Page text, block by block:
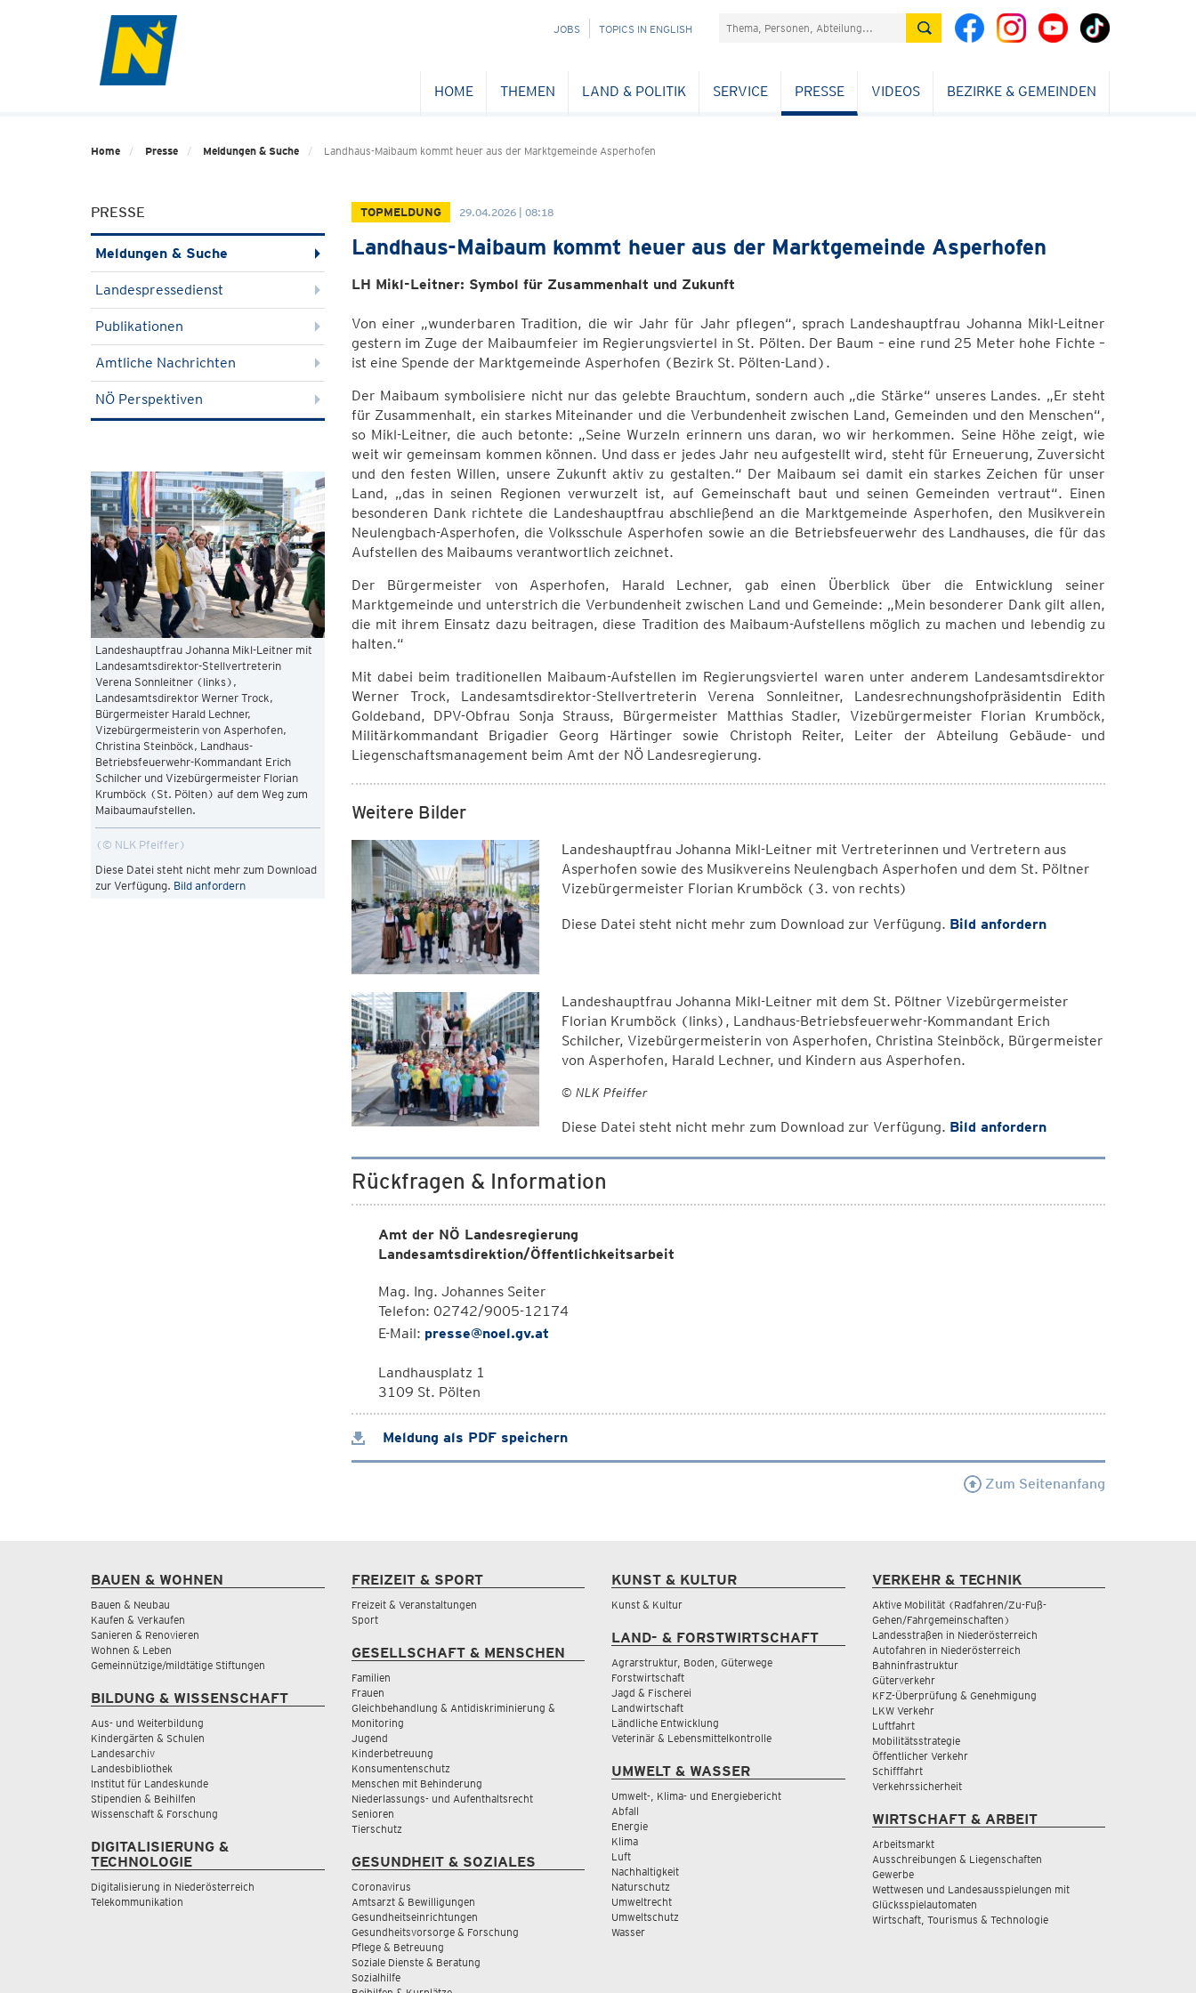
NAVIGATION
JOBS TOPICS IN ENGLISH Suchefeld
HOME THEMEN LAND & POLITIK SERVICE PRESSE VIDEOS BEZIRKE & GEMEINDEN
Home Presse Meldungen & Suche Landhaus-Maibaum kommt heuer aus der Marktgemeinde Asperhofen
PRESSE
Meldungen & Suche
Landespressedienst
Publikationen
Amtliche Nachrichten
NÖ Perspektiven
Landeshauptfrau Johanna Mikl-Leitner mit
Landesamtsdirektor-Stellvertreterin
Verena Sonnleitner (links),
Landesamtsdirektor Werner Trock,
Bürgermeister Harald Lechner,
Vizebürgermeisterin von Asperhofen,
Christina Steinböck, Landhaus-
Betriebsfeuerwehr-Kommandant Erich
Schilcher und Vizebürgermeister Florian
Krumböck (St. Pölten) auf dem Weg zum
Maibaumaufstellen.
© NLK Pfeiffer
Diese Datei steht nicht mehr zum Download
zur Verfügung. Bild anfordern
TOPMELDUNG 29.04.2026 | 08:18
Landhaus-Maibaum kommt heuer aus der Marktgemeinde Asperhofen
LH Mikl-Leitner: Symbol für Zusammenhalt und Zukunft
Von einer „wunderbaren Tradition, die wir Jahr für Jahr pflegen“, sprach Landeshauptfrau Johanna Mikl-Leitner
gestern im Zuge der Maibaumfeier im Regierungsviertel in St. Pölten. Der Baum – eine rund 25 Meter hohe Fichte –
ist eine Spende der Marktgemeinde Asperhofen (Bezirk St. Pölten-Land).
Der Maibaum symbolisiere nicht nur das gelebte Brauchtum, sondern auch „die Stärke“ unseres Landes. „Er steht
für Zusammenhalt, ein starkes Miteinander und die Verbundenheit zwischen Land, Gemeinden und den Menschen“,
so Mikl-Leitner, die auch betonte: „Seine Wurzeln erinnern uns daran, wo wir herkommen. Seine Höhe zeigt, wie
weit wir gemeinsam kommen können. Und dass er jedes Jahr neu aufgestellt wird, steht für Erneuerung, Zuversicht
und den festen Willen, unsere Zukunft aktiv zu gestalten.“ Der Maibaum sei damit ein starkes Zeichen für unser
Land, „das in seinen Regionen verwurzelt ist, auf Gemeinschaft baut und seinen Gemeinden vertraut“. Einen
besonderen Dank richtete die Landeshauptfrau abschließend an die Marktgemeinde Asperhofen, den Musikverein
Neulengbach-Asperhofen, die Volksschule Asperhofen sowie an die Betriebsfeuerwehr des Landhauses, die für das
Aufstellen des Maibaums verantwortlich zeichnet.
Der Bürgermeister von Asperhofen, Harald Lechner, gab einen Überblick über die Entwicklung seiner
Marktgemeinde und unterstrich die Verbundenheit zwischen Land und Gemeinde: „Mein besonderer Dank gilt allen,
die mit ihrem Einsatz dazu beitragen, diese Tradition des Maibaum-Aufstellens möglich zu machen und lebendig zu
halten.“
Mit dabei beim traditionellen Maibaum-Aufstellen im Regierungsviertel waren unter anderem Landesamtsdirektor
Werner Trock, Landesamtsdirektor-Stellvertreterin Verena Sonnleitner, Landesrechnungshofpräsidentin Edith
Goldeband, DPV-Obfrau Sonja Strauss, Bürgermeister Matthias Stadler, Vizebürgermeister Florian Krumböck,
Militärkommandant Brigadier Georg Härtinger sowie Christoph Reiter, Leiter der Abteilung Gebäude- und
Liegenschaftsmanagement beim Amt der NÖ Landesregierung.
Weitere Bilder
Landeshauptfrau Johanna Mikl-Leitner mit Vertreterinnen und Vertretern aus
Asperhofen sowie des Musikvereins Neulengbach Asperhofen und dem St. Pöltner
Vizebürgermeister Florian Krumböck (3. von rechts)
Diese Datei steht nicht mehr zum Download zur Verfügung. Bild anfordern
Landeshauptfrau Johanna Mikl-Leitner mit dem St. Pöltner Vizebürgermeister
Florian Krumböck (links), Landhaus-Betriebsfeuerwehr-Kommandant Erich
Schilcher, Vizebürgermeisterin von Asperhofen, Christina Steinböck, Bürgermeister
von Asperhofen, Harald Lechner, und Kindern aus Asperhofen.
© NLK Pfeiffer
Diese Datei steht nicht mehr zum Download zur Verfügung. Bild anfordern
Rückfragen & Information
Amt der NÖ Landesregierung
Landesamtsdirektion/Öffentlichkeitsarbeit
Mag. Ing. Johannes Seiter
Telefon: 02742/9005-12174
E-Mail: presse@noel.gv.at
Landhausplatz 1
3109 St. Pölten
Meldung als PDF speichern
Zum Seitenanfang
BAUEN & WOHNEN
Bauen & Neubau
Kaufen & Verkaufen
Sanieren & Renovieren
Wohnen & Leben
Gemeinnützige/mildtätige Stiftungen
BILDUNG & WISSENSCHAFT
Aus- und Weiterbildung
Kindergärten & Schulen
Landesarchiv
Landesbibliothek
Institut für Landeskunde
Stipendien & Beihilfen
Wissenschaft & Forschung
DIGITALISIERUNG &
TECHNOLOGIE
Digitalisierung in Niederösterreich
Telekommunikation
FREIZEIT & SPORT
Freizeit & Veranstaltungen
Sport
GESELLSCHAFT & MENSCHEN
Familien
Frauen
Gleichbehandlung & Antidiskriminierung &
Monitoring
Jugend
Kinderbetreuung
Konsumentenschutz
Menschen mit Behinderung
Niederlassungs- und Aufenthaltsrecht
Senioren
Tierschutz
GESUNDHEIT & SOZIALES
Coronavirus
Amtsarzt & Bewilligungen
Gesundheitseinrichtungen
Gesundheitsvorsorge & Forschung
Pflege & Betreuung
Soziale Dienste & Beratung
Sozialhilfe
KUNST & KULTUR
Kunst & Kultur
LAND- & FORSTWIRTSCHAFT
Agrarstruktur, Boden, Güterwege
Forstwirtschaft
Jagd & Fischerei
Landwirtschaft
Ländliche Entwicklung
Veterinär & Lebensmittelkontrolle
UMWELT & WASSER
Umwelt-, Klima- und Energiebericht
Abfall
Energie
Klima
Luft
Nachhaltigkeit
Naturschutz
Umweltrecht
Umweltschutz
Wasser
VERKEHR & TECHNIK
Aktive Mobilität (Radfahren/Zu-Fuß-
Gehen/Fahrgemeinschaften)
Landesstraßen in Niederösterreich
Autofahren in Niederösterreich
Bahninfrastruktur
Güterverkehr
KFZ-Überprüfung & Genehmigung
LKW Verkehr
Luftfahrt
Mobilitätsstrategie
Öffentlicher Verkehr
Schifffahrt
Verkehrssicherheit
WIRTSCHAFT & ARBEIT
Arbeitsmarkt
Ausschreibungen & Liegenschaften
Gewerbe
Wettwesen und Landesausspielungen mit
Glücksspielautomaten
Wirtschaft, Tourismus & Technologie